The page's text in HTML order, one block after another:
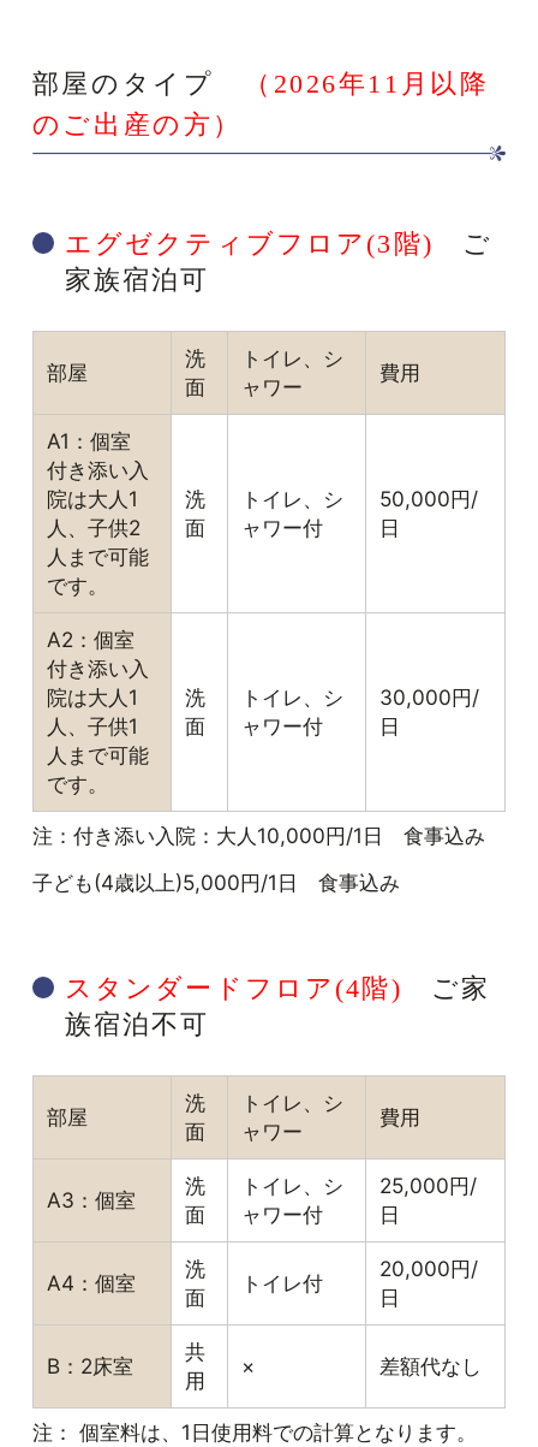
部屋のタイプ （2026年11月以降
のご出産の方）
エグゼクティブフロア(3階) ご
家族宿泊可
部屋
洗
面
トイレ、シ
ャワー
費用
A1：個室
付き添い入
院は大人1
人、子供2
人まで可能
です。
洗
面
トイレ、シ
ャワー付
50,000円/
日
A2：個室
付き添い入
院は大人1
人、子供1
人まで可能
です。
洗
面
トイレ、シ
ャワー付
30,000円/
日
注：付き添い入院：大人10,000円/1日 食事込み
子ども(4歳以上)5,000円/1日 食事込み
スタンダードフロア(4階) ご家
族宿泊不可
部屋
洗
面
トイレ、シ
ャワー
費用
A3：個室
洗
面
トイレ、シ
ャワー付
25,000円/
日
A4：個室
洗
面
トイレ付
20,000円/
日
B：2床室
共
用
× 差額代なし
注： 個室料は、1日使用料での計算となります。